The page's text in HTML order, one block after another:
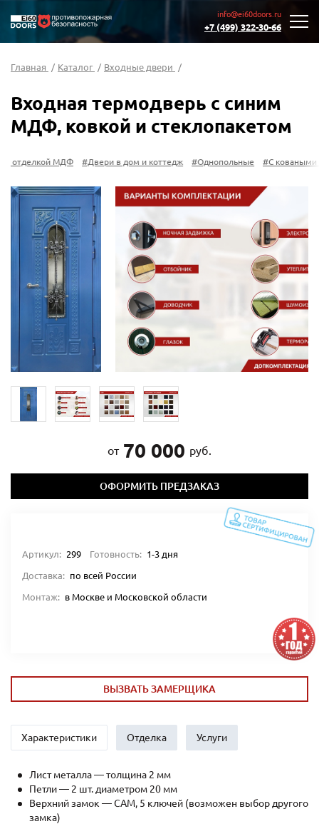
info@ei60doors.ru
+7 (499) 322-30-66
Главная / Каталог / Входные двери /
Входная термодверь с синим
МДФ, ковкой и стеклопакетом
#Двери в дом и коттедж #Однопольные #С коваными элементами
от 70 000 руб.
ОФОРМИТЬ ПРЕДЗАКАЗ
Артикул: 299 Готовность: 1-3 дня
Доставка: по всей России
Монтаж: в Москве и Московской области
ВЫЗВАТЬ ЗАМЕРЩИКА
Характеристики Отделка Услуги
Лист металла — толщина 2 мм
Петли — 2 шт. диаметром 20 мм
Верхний замок — САМ, 5 ключей (возможен выбор другого
замка)